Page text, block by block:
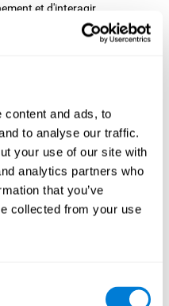
content and ads, to
to analyse our traffic.
your use of our site with
analytics partners who
that you’ve
collected from your use
et d'interagir
lorsqu'il s'agit de lire et de
un véhicule ou de travailler
décider de l'ordre correct
ordonner les lettres qui
moins de coups possible. En
et renforçons notre
de cette importante
pour notre vie
de "penser à l'avenir" et
correcte d'exécuter une
devons entreprendre pour